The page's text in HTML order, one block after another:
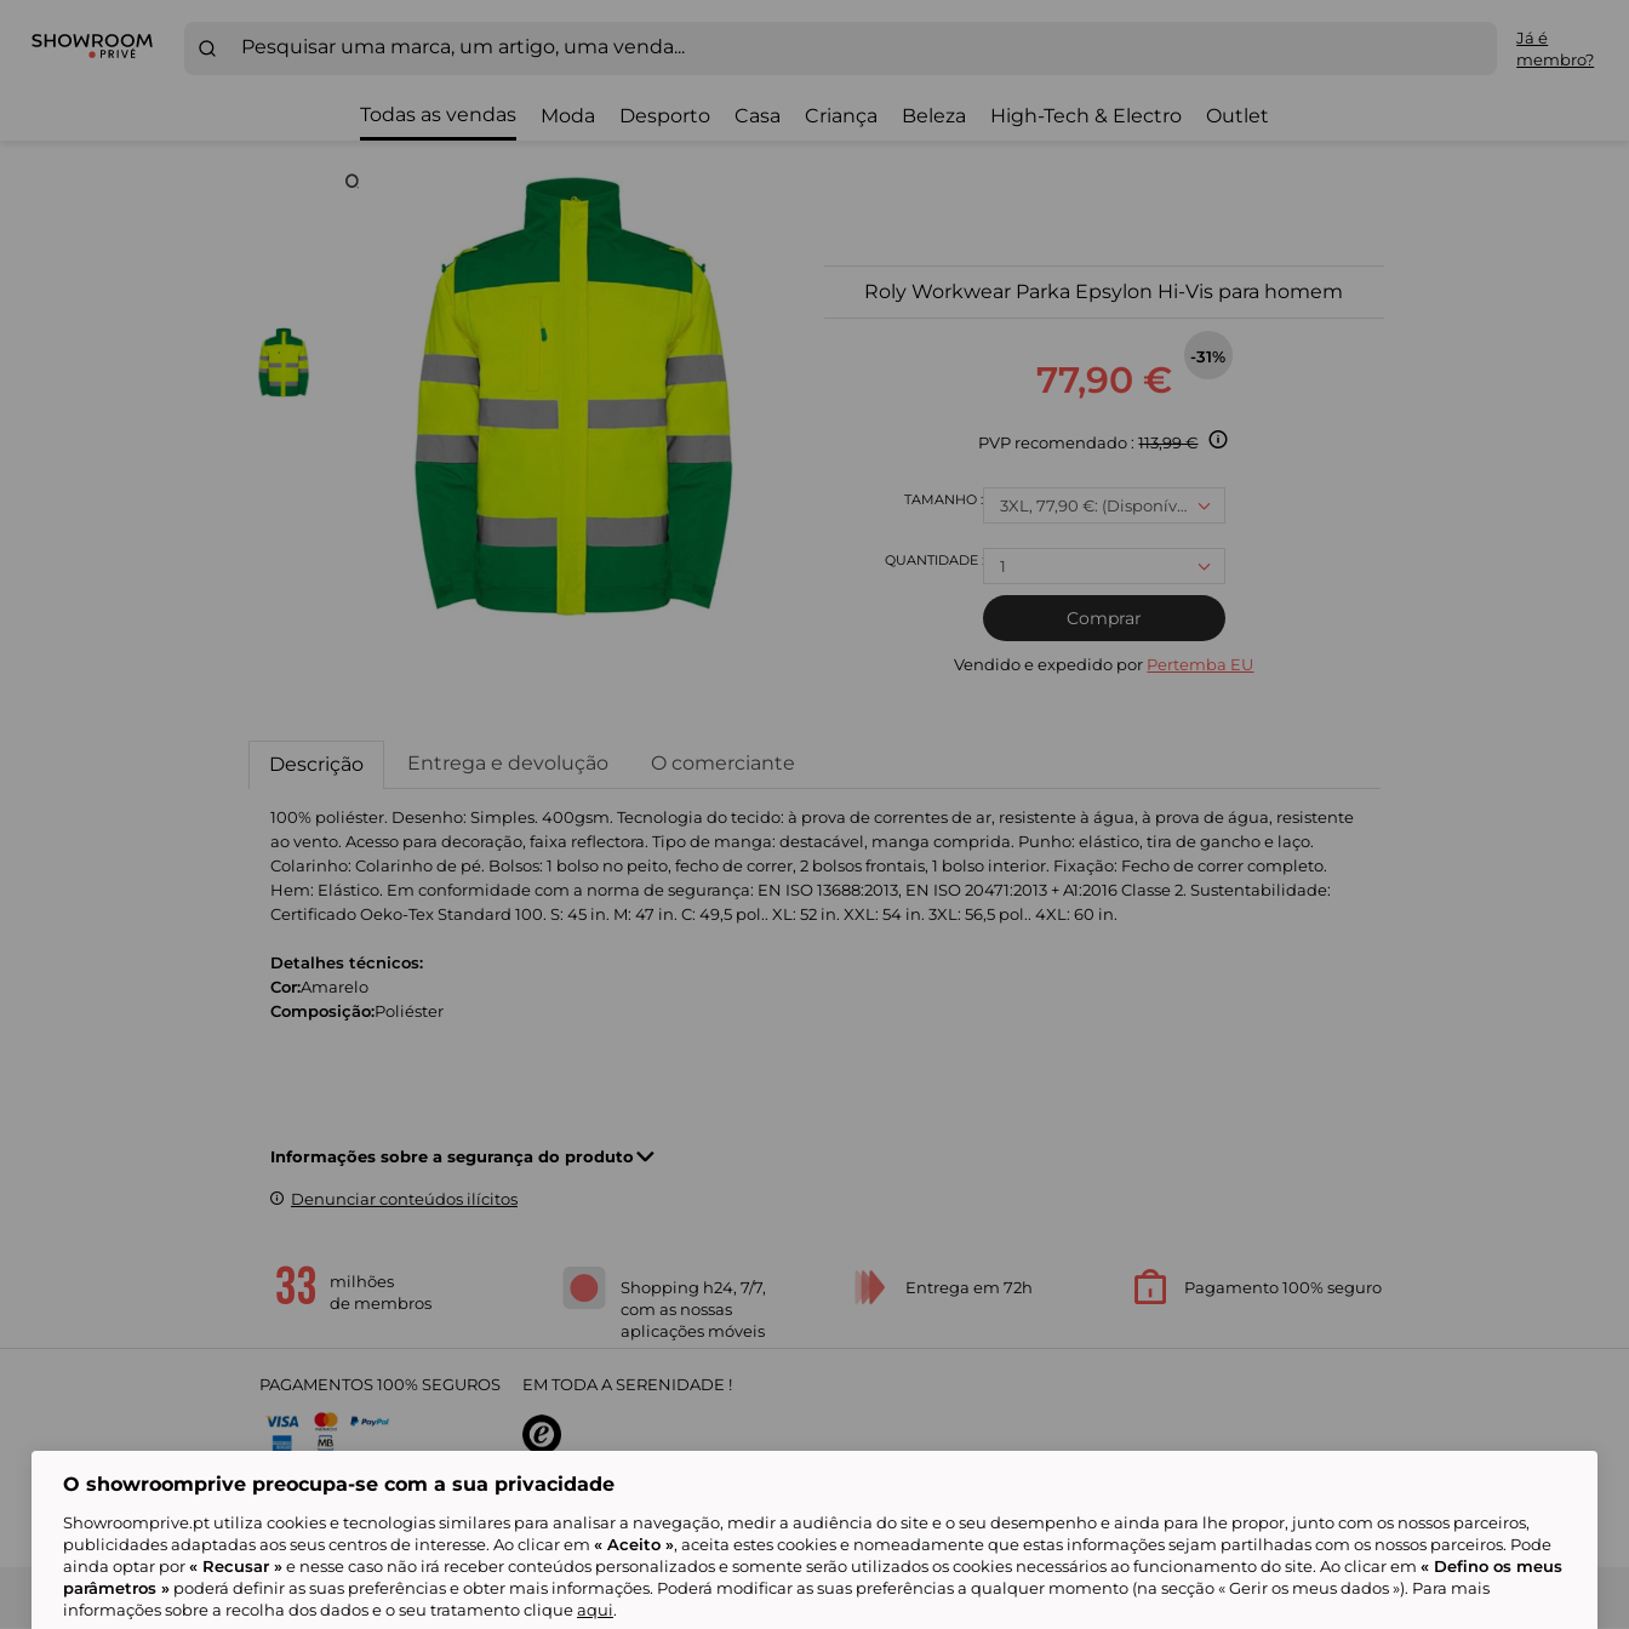
Já é
membro?
Todas as vendas Moda Desporto Casa Criança Beleza High-Tech & Electro Outlet
Roly Workwear Parka Epsylon Hi-Vis para homem
77,90 €
-31%
PVP recomendado :113,99 €
3XL, 77,90 €: (Disponível)
1
Comprar
Vendido e expedido por Pertemba EU
Descrição Entrega e devolução O comerciante
100% poliéster. Desenho: Simples. 400gsm. Tecnologia do tecido: à prova de correntes de ar, resistente à água, à prova de água, resistente
ao vento. Acesso para decoração, faixa reflectora. Tipo de manga: destacável, manga comprida. Punho: elástico, tira de gancho e laço.
Colarinho: Colarinho de pé. Bolsos: 1 bolso no peito, fecho de correr, 2 bolsos frontais, 1 bolso interior. Fixação: Fecho de correr completo.
Hem: Elástico. Em conformidade com a norma de segurança: EN ISO 13688:2013, EN ISO 20471:2013 + A1:2016 Classe 2. Sustentabilidade:
Certificado Oeko-Tex Standard 100. S: 45 in. M: 47 in. C: 49,5 pol.. XL: 52 in. XXL: 54 in. 3XL: 56,5 pol.. 4XL: 60 in.
Detalhes técnicos:
Cor:Amarelo
Composição:Poliéster
Informações sobre a segurança do produto
Denunciar conteúdos ilícitos
milhões
de membros
Shopping h24, 7/7,
com as nossas
aplicações móveis
Entrega em 72h Pagamento 100% seguro
PAGAMENTOS 100% SEGUROS EM TODA A SERENIDADE !
4,31/5 sobre
Condições Gerais de Venda Política de Confidencialidade Livro de Reclamações Showroomprive group Ajuda e Contacto Gerir os meus cookies
Condições Gerais
de Marketplace
O showroomprive preocupa-se com a sua privacidade
Showroomprive.pt utiliza cookies e tecnologias similares para analisar a navegação, medir a audiência do site e o seu desempenho e ainda para lhe propor, junto com os nossos parceiros,
publicidades adaptadas aos seus centros de interesse. Ao clicar em « Aceito », aceita estes cookies e nomeadamente que estas informações sejam partilhadas com os nossos parceiros. Pode
ainda optar por« Recusar »e nesse caso não irá receber conteúdos personalizados e somente serão utilizados os cookies necessários ao funcionamento do site. Ao clicar em « Defino os meus
parâmetros » poderá definir as suas preferências e obter mais informações. Poderá modificar as suas preferências a qualquer momento (na secção « Gerir os meus dados »). Para mais
informações sobre a recolha dos dados e o seu tratamento cliqueaqui.